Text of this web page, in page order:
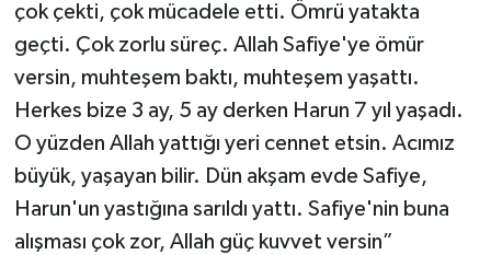
çok çekti, çok mücadele etti. Ömrü yatakta
geçti. Çok zorlu süreç. Allah Safiye'ye ömür
versin, muhteşem baktı, muhteşem yaşattı.
Herkes bize 3 ay, 5 ay derken Harun 7 yıl yaşadı.
O yüzden Allah yattığı yeri cennet etsin. Acımız
büyük, yaşayan bilir. Dün akşam evde Safiye,
Harun'un yastığına sarıldı yattı. Safiye'nin buna
alışması çok zor, Allah güç kuvvet versin”